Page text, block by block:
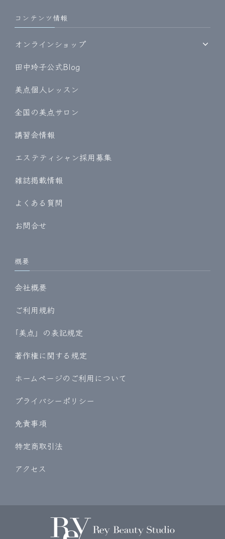
コンテンツ情報
オンラインショップ
田中玲子公式Blog
美点個人レッスン
全国の美点サロン
講習会情報
エステティシャン採用募集
雑誌掲載情報
よくある質問
お問合せ
概要
会社概要
ご利用規約
｢美点」の表記規定
著作権に関する規定
ホームページのご利用について
プライバシーポリシー
免責事項
特定商取引法
アクセス